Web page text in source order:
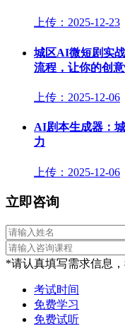
上传：2025-12-23
城区AI微短剧实
流程，让你的创意
上传：2025-12-06
AI剧本生成器：
力
上传：2025-12-06
立即咨询
*请认真填写需求信息
考试时间
免费学习
免费试听